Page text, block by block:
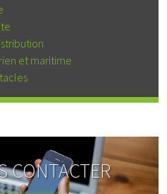
et maritime
CONTACTER